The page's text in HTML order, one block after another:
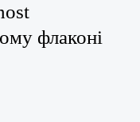
флаконі